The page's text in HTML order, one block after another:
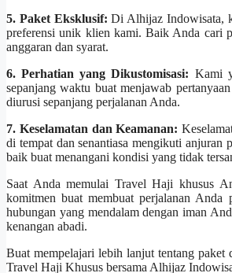
5. Paket Eksklusif: Di Alhijaz Indowisata,
preferensi unik klien kami. Baik Anda cari
anggaran dan syarat.
6. Perhatian yang Dikustomisasi: Kami
sepanjang waktu buat menjawab
diurusi sepanjang perjalanan Anda.
7. Keselamatan dan Keamanan:
di tempat dan senantiasa mengikuti anjuran
baik buat menangani kondisi yang tidak
Saat Anda memulai Travel Haji khusus
komitmen buat membuat perjalanan Anda
hubungan yang mendalam dengan iman
kenangan abadi.
Buat mempelajari lebih lanjut tentang
Travel Haji Khusus bersama Alhijaz